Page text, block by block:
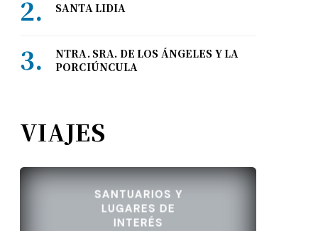
SANTA LIDIA
NTRA. SRA. DE LOS ÁNGELES Y LA
PORCIÚNCULA
VIAJES
SANTUARIOS Y
LUGARES DE
INTERÉS